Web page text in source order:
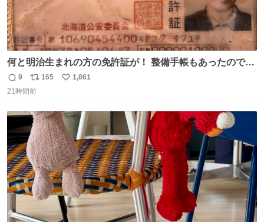
何と明治生まれの方の免許証が！ 整備手帳もあったのでこ
の方は新車で買われてるようです 住所調べても既に家はな
くAIに聞いたりリサーチ力の凄い酷道仲間に調べてもらっ
分の手でこの免許証を親族の方に返したいと思っていて今
回実現しそうです
返
信
9
リ
ポ
ト
数
165
い
数
1,861
21時間前